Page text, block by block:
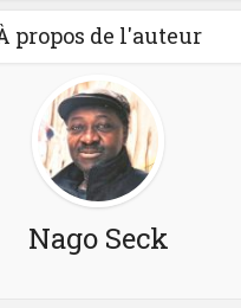
propos de l'auteur
Nago Seck